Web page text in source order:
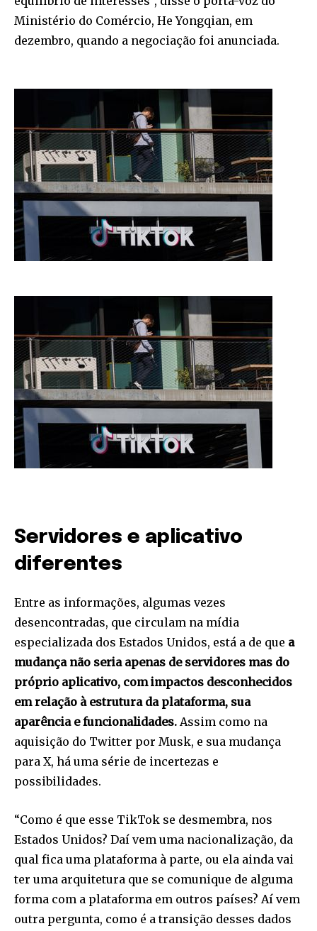
Ministério do Comércio, He Yongqian, em
dezembro, quando a negociação foi anunciada.
Servidores e aplicativo
diferentes
Entre as informações, algumas vezes
desencontradas, que circulam na mídia
especializada dos Estados Unidos, está a de que a
mudança não seria apenas de servidores mas do
próprio aplicativo, com impactos desconhecidos
em relação à estrutura da plataforma, sua
aparência e funcionalidades. Assim como na
aquisição do Twitter por Musk, e sua mudança
para X, há uma série de incertezas e
possibilidades.
“Como é que esse TikTok se desmembra, nos
Estados Unidos? Daí vem uma nacionalização, da
qual fica uma plataforma à parte, ou ela ainda vai
ter uma arquitetura que se comunique de alguma
forma com a plataforma em outros países? Aí vem
outra pergunta, como é a transição desses dados